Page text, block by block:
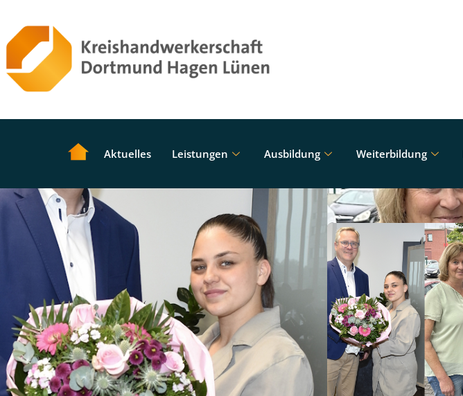
Aktuelles Leistungen Ausbildung Weiterbildung